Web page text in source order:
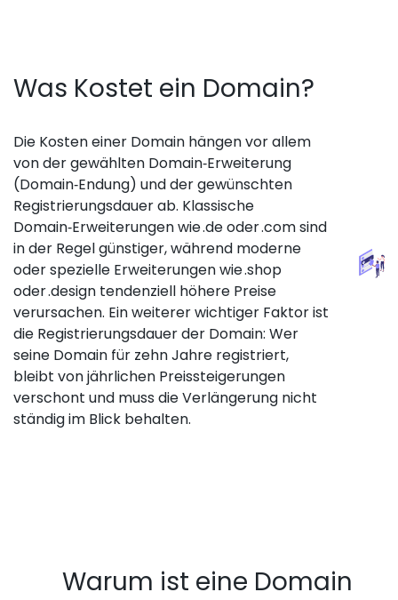
Was Kostet ein Domain?
Die Kosten einer Domain hängen vor allem
von der gewählten Domain‑Erweiterung
(Domain‑Endung) und der gewünschten
Registrierungsdauer ab. Klassische
Domain‑Erweiterungen wie .de oder .com sind
in der Regel günstiger, während moderne
oder spezielle Erweiterungen wie .shop
oder .design tendenziell höhere Preise
verursachen. Ein weiterer wichtiger Faktor ist
die Registrierungsdauer der Domain: Wer
seine Domain für zehn Jahre registriert,
bleibt von jährlichen Preissteigerungen
verschont und muss die Verlängerung nicht
ständig im Blick behalten.
Warum ist eine Domain